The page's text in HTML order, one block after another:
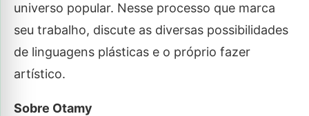
universo popular. Nesse processo que marca
seu trabalho, discute as diversas possibilidades
de linguagens plásticas e o próprio fazer
artístico.
Sobre Otamy